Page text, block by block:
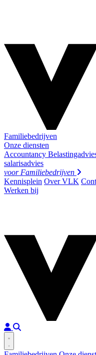
Familiebedrijven
Onze diensten
Accountancy
salarisadvies
voor Familiebedrijven
Kennisplein Over VLK
Werken bij